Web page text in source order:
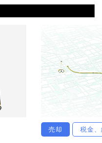
売却 税金